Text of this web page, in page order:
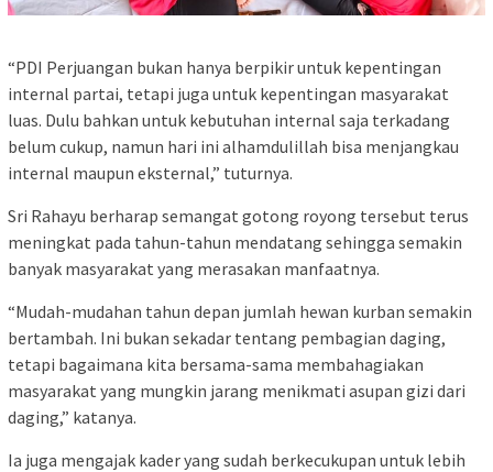
“PDI Perjuangan bukan hanya berpikir untuk kepentingan
internal partai, tetapi juga untuk kepentingan masyarakat
luas. Dulu bahkan untuk kebutuhan internal saja terkadang
belum cukup, namun hari ini alhamdulillah bisa menjangkau
internal maupun eksternal,” tuturnya.
Sri Rahayu berharap semangat gotong royong tersebut terus
meningkat pada tahun-tahun mendatang sehingga semakin
banyak masyarakat yang merasakan manfaatnya.
“Mudah-mudahan tahun depan jumlah hewan kurban semakin
bertambah. Ini bukan sekadar tentang pembagian daging,
tetapi bagaimana kita bersama-sama membahagiakan
masyarakat yang mungkin jarang menikmati asupan gizi dari
daging,” katanya.
Ia juga mengajak kader yang sudah berkecukupan untuk lebih